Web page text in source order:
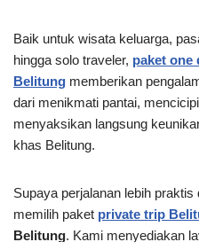
Baik untuk wisata keluarga,
hingga solo traveler, paket one
Belitung memberikan
dari menikmati pantai,
menyaksikan langsung
khas Belitung.
Supaya perjalanan lebih
memilih paket private trip
Belitung. Kami menyediakan